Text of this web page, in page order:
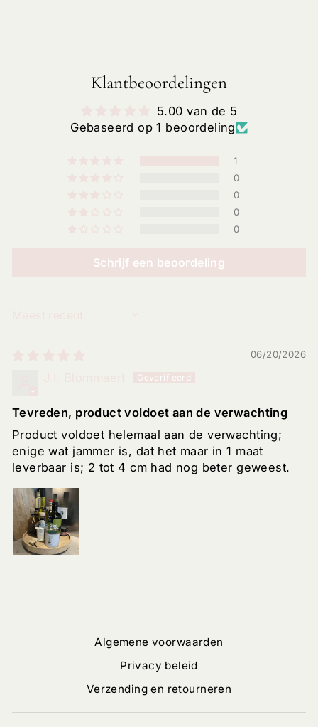
Klantbeoordelingen
5.00 van de 5
Gebaseerd op 1 beoordeling
1
0
0
0
0
Schrijf een beoordeling
06/20/2026
Tevreden, product voldoet aan de verwachting
Product voldoet helemaal aan de verwachting;
enige wat jammer is, dat het maar in 1 maat
leverbaar is; 2 tot 4 cm had nog beter geweest.
Algemene voorwaarden
Privacy beleid
Verzending en retourneren